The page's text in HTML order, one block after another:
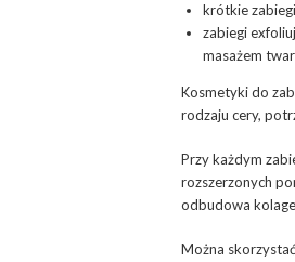
krótkie
zabiegi
masażem
Kosmetyki do
rodzaju cery,
Przy każdym
rozszerzonych
odbudowa
Można